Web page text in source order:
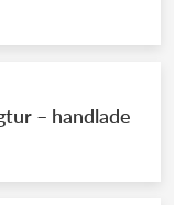
– handlade